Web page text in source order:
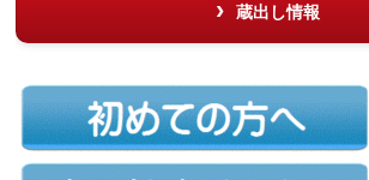
蔵出し情報